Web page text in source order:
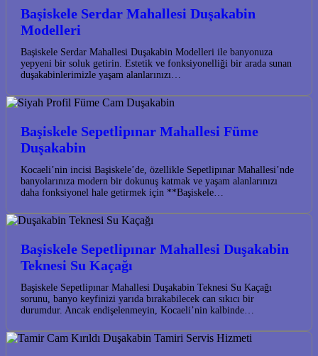
Başiskele Serdar Mahallesi Duşakabin
Modelleri
Başiskele Serdar Mahallesi Duşakabin Modelleri ile banyonuza
yepyeni bir soluk getirin. Estetik ve fonksiyonelliği bir arada sunan
duşakabinlerimizle yaşam alanlarınızı…
Başiskele Sepetlipınar Mahallesi Füme
Duşakabin
Kocaeli’nin incisi Başiskele’de, özellikle Sepetlipınar Mahallesi’nde
banyolarınıza modern bir dokunuş katmak ve yaşam alanlarınızı
daha fonksiyonel hale getirmek için **Başiskele…
Başiskele Sepetlipınar Mahallesi Duşakabin
Teknesi Su Kaçağı
Başiskele Sepetlipınar Mahallesi Duşakabin Teknesi Su Kaçağı
sorunu, banyo keyfinizi yarıda bırakabilecek can sıkıcı bir
durumdur. Ancak endişelenmeyin, Kocaeli’nin kalbinde…